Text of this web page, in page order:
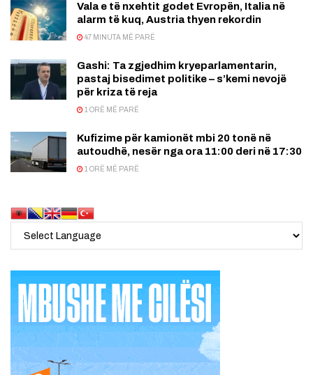
Vala e të nxehtit godet Evropën, Italia në
alarm të kuq, Austria thyen rekordin
47 MINUTA MË PARË
Gashi: Ta zgjedhim kryeparlamentarin,
pastaj bisedimet politike – s’kemi nevojë
për kriza të reja
1 ORË MË PARË
Kufizime për kamionët mbi 20 tonë në
autoudhë, nesër nga ora 11:00 deri në 17:30
1 ORË MË PARË